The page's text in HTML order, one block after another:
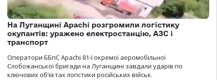
На Луганщині Apachi розгромили логістику
окупантів: уражено електростанцію, АЗС і
транспорт
Оператори ББпС Apachi 81-ї окремої аеромобільної
Слобожанської бригади на Луганщині завдали ударів по
ключових об’єктах логістики російських військ.